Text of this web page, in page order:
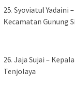
‎25. Syoviatul Yadaini
Kecamatan Gunung
‎26. Jaja Sujai –
Tenjolaya